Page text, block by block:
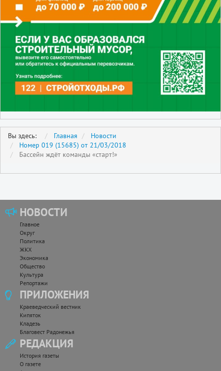
Вы здесь: Главная
Новости
Номер 019 (15685) от 21/03/2018
Бассейн ждёт команды «старт!»
НОВОСТИ
Главное
Округ
Политика
ЖКХ
Экономика
Общество
Культура
Репортажи
ПРИЛОЖЕНИЯ
Краеведческий вестник
Кипяток
Кладезь
Благовест Радонежья
РЕДАКЦИЯ
История газеты
О газете